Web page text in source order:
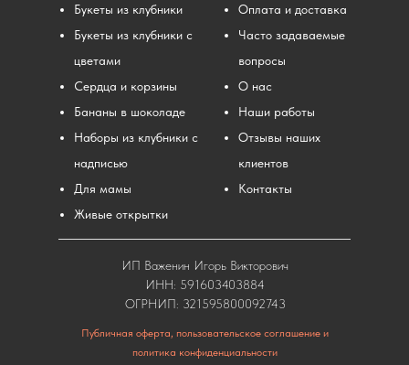
Букеты из клубники
Букеты из клубники с
цветами
Сердца и корзины
Бананы в шоколаде
Наборы из клубники с
надписью
Для мамы
Живые открытки
Оплата и доставка
Часто задаваемые
вопросы
О нас
Наши работы
Отзывы наших
клиентов
Контакты
ИП Важенин Игорь Викторович
ИНН: 591603403884
ОГРНИП: 321595800092743
Публичная оферта, пользовательское соглашение и
политика конфиденциальности